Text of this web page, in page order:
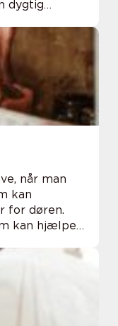
dygtig
ting, som...
når man
kan
for døren.
kan hjælpe
Læs online